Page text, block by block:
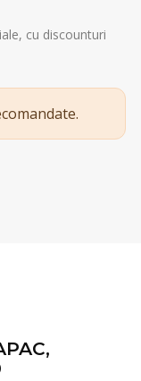
cu discounturi